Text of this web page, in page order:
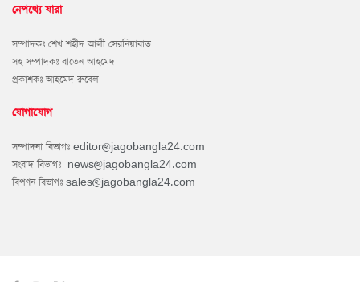
নেপথ্যে যারা
সম্পাদকঃ শেখ শহীদ আলী সেরনিয়াবাত
সহ সম্পাদকঃ বাতেন আহমেদ
প্রকাশকঃ আহমেদ রুবেল
যোগাযোগ
সম্পাদনা বিভাগঃ editor@jagobangla24.com
সংবাদ বিভাগঃ news@jagobangla24.com
বিপণন বিভাগঃ sales@jagobangla24.com